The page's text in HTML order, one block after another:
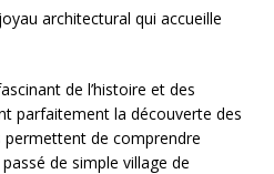
architectural qui accueille
de l’histoire et des
parfaitement la découverte des
permettent de comprendre
de simple village de